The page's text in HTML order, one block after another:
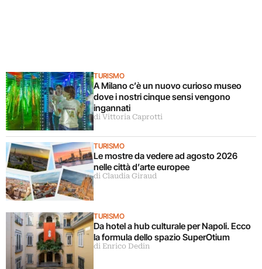
TURISMO
A Milano c’è un nuovo curioso museo
dove i nostri cinque sensi vengono
ingannati
di Vittoria Caprotti
TURISMO
Le mostre da vedere ad agosto 2026
nelle città d’arte europee
di Claudia Giraud
TURISMO
Da hotel a hub culturale per Napoli. Ecco
la formula dello spazio SuperOtium
di Enrico Dedin